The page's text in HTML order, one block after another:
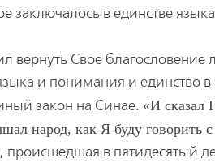
заключалось в единстве
вернуть Свое
и понимания и единство в
закон на Синае.
И сказал
народ, как Я буду говорить
происшедшая в пятидесятый